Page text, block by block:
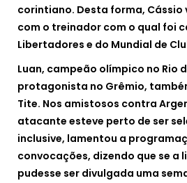
corintiano. Desta forma,
com o treinador com o qual foi
Libertadores e do Mundial de
Luan, campeão olímpico no Rio
protagonista no Grêmio,
Tite. Nos amistosos contra
atacante esteve perto de ser
inclusive, lamentou a
convocações, dizendo que se a
pudesse ser divulgada uma